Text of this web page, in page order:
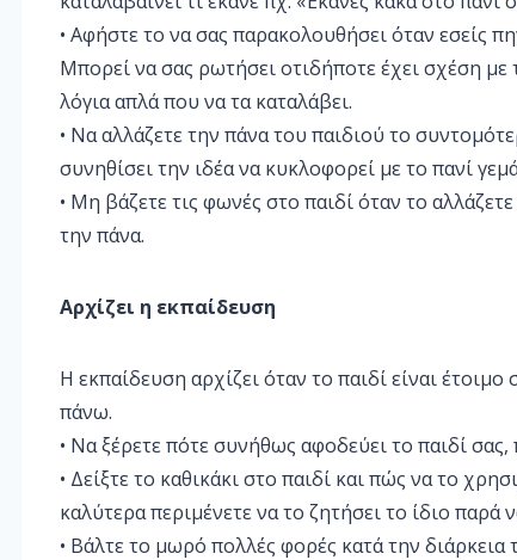
• Αφήστε το να σας παρακολουθήσει όταν εσείς
Μπορεί να σας ρωτήσει οτιδήποτε έχει σχέση
λόγια απλά που να τα καταλάβει.
• Να αλλάζετε την πάνα του παιδιού το
συνηθίσει την ιδέα να κυκλοφορεί με το πανί
• Μη βάζετε τις φωνές στο παιδί όταν το
την πάνα.
Αρχίζει η εκπαίδευση
Η εκπαίδευση αρχίζει όταν το παιδί είναι
πάνω.
• Να ξέρετε πότε συνήθως αφοδεύει το παιδί
• Δείξτε το καθικάκι στο παιδί και πώς να το
καλύτερα περιμένετε να το ζητήσει το ίδιο παρά
• Βάλτε το μωρό πολλές φορές κατά την διάρκεια